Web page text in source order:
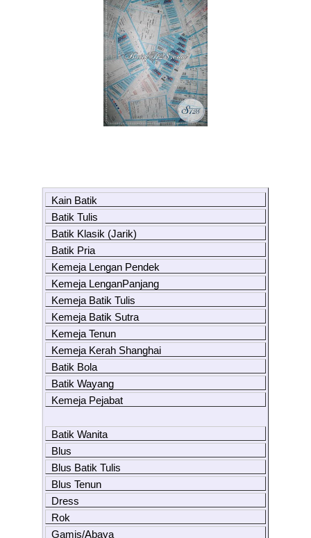
Kain Batik
Batik Tulis
Batik Klasik (Jarik)
Batik Pria
Kemeja Lengan Pendek
Kemeja LenganPanjang
Kemeja Batik Tulis
Kemeja Batik Sutra
Kemeja Tenun
Kemeja Kerah Shanghai
Batik Bola
Batik Wayang
Kemeja Pejabat
Batik Wanita
Blus
Blus Batik Tulis
Blus Tenun
Dress
Rok
Gamis/Abaya